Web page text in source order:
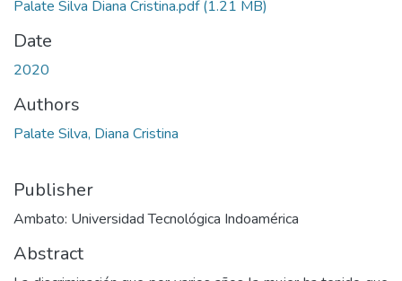
Palate Silva Diana Cristina.pdf(1.21 MB)
Date
2020
Authors
Palate Silva, Diana Cristina
Publisher
Ambato: Universidad Tecnológica Indoamérica
Abstract